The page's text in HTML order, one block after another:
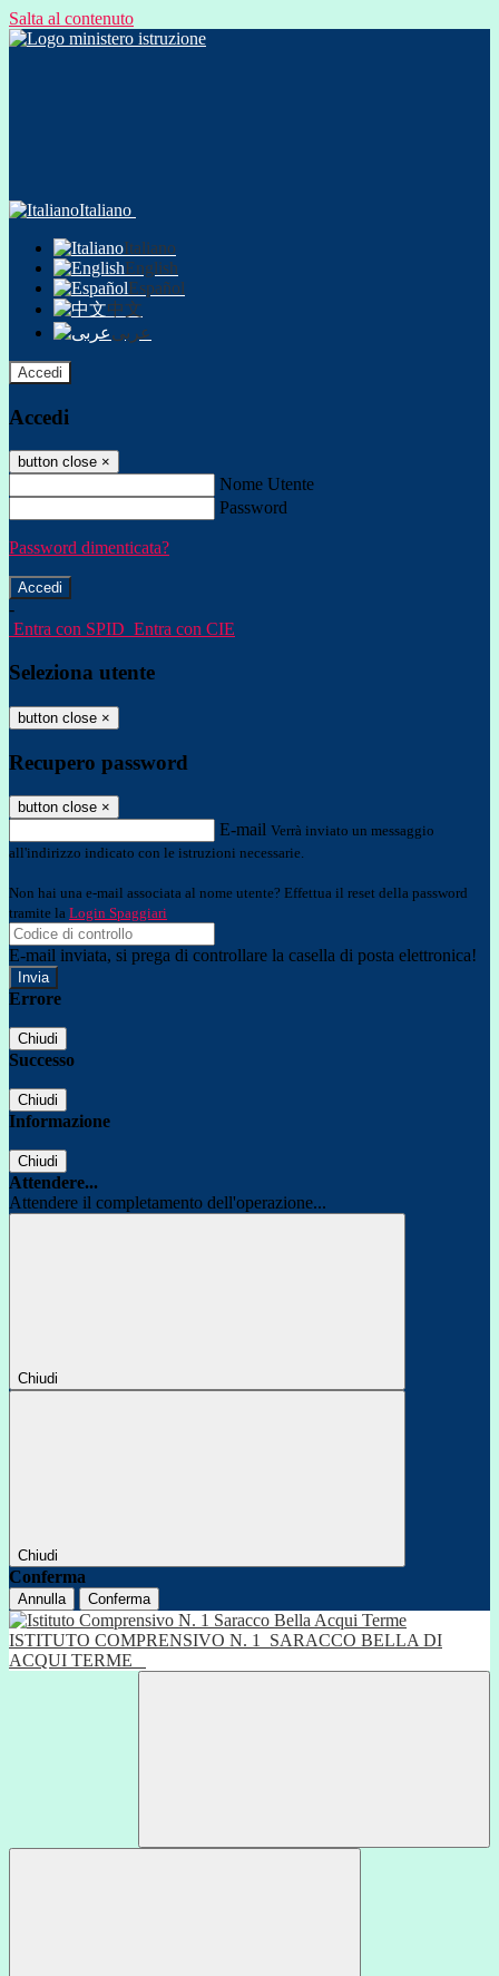
Salta al contenuto
Italiano
Italiano
English
Español
中文
عربى
Accedi
Accedi
button close ×
Nome Utente
Password
Password dimenticata?
-
Entra con SPID Entra con CIE
Seleziona utente
button close ×
Recupero password
button close ×
E-mail Verrà inviato un messaggio
all'indirizzo indicato con le istruzioni necessarie.
Non hai una e-mail associata al nome utente? Effettua il reset della password
tramite la Login Spaggiari
E-mail inviata, si prega di controllare la casella di posta elettronica!
Errore
Chiudi
Successo
Chiudi
Informazione
Chiudi
Attendere...
Attendere il completamento dell'operazione...
Chiudi
Chiudi
Conferma
Annulla Conferma
ISTITUTO COMPRENSIVO N. 1
SARACCO BELLA DI
ACQUI TERME